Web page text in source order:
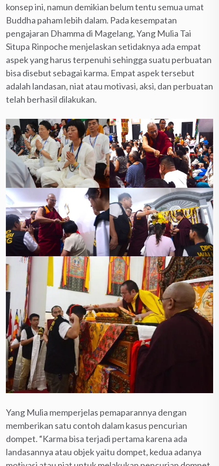
konsep ini, namun demikian belum tentu semua umat
Buddha paham lebih dalam. Pada kesempatan
pengajaran Dhamma di Magelang, Yang Mulia Tai
Situpa Rinpoche menjelaskan setidaknya ada empat
aspek yang harus terpenuhi sehingga suatu perbuatan
bisa disebut sebagai karma. Empat aspek tersebut
adalah landasan, niat atau motivasi, aksi, dan perbuatan
telah berhasil dilakukan.
Yang Mulia memperjelas pemaparannya dengan
memberikan satu contoh dalam kasus pencurian
dompet. “Karma bisa terjadi pertama karena ada
landasannya atau objek yaitu dompet, kedua adanya